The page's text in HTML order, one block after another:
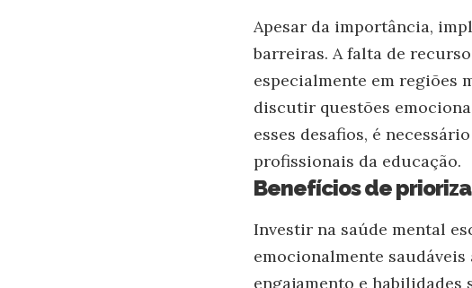
Apesar da importância,
barreiras. A falta de
especialmente em regiões
discutir questões
esses desafios, é
profissionais da educação.
Benefícios de
Investir na saúde mental
emocionalmente
engajamento e habilidades